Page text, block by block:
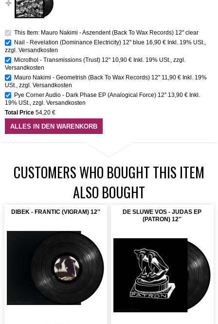
This Item: Mauro Nakimi - Aszendent (Back To Wax Records) 12" clear
Nail - Revelation (Dominance Electricity) 12" blue 16,90 € Inkl. 19% USt.
zzgl. Versandkosten
Microthol - Transmissions (Trust) 12" 10,90 € Inkl. 19% USt. zzgl.
Versandkosten
Mauro Nakimi - Geometrish (Back To Wax Records) 12" 11,90 € Inkl. 19%
USt. zzgl. Versandkosten
Pye Corner Audio - Dark Phase EP (Analogical Force) 12'' 13,90 € Inkl.
19% USt. zzgl. Versandkosten
Total Price 54,20 €
ALLES IN DEN WARENKORB
CUSTOMERS WHO BOUGHT THIS ITEM
ALSO BOUGHT
DIBEK - FRANTIC (VIGRAM) 12''
DE SLUWE VOS - JUDAS EP
(PATRON) 12''